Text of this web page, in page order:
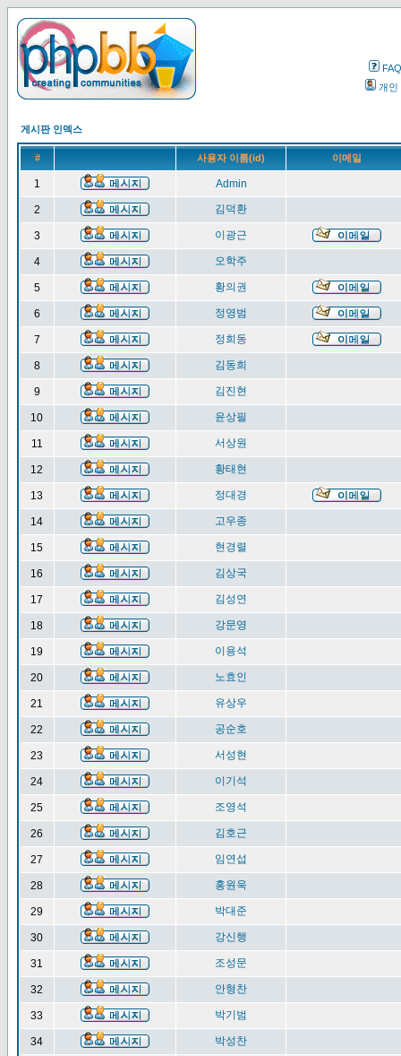
FAQ
개인
게시판 인덱스
# 사용자 이름(id) 이메일
1 Admin
2 김덕환
3 이광근
4 오학주
5 황의권
6 정영범
7 정희동
8 김동희
9 김진현
10 윤상필
11 서상원
12 황태현
13 정대경
14 고우종
15 현경렬
16 김상국
17 김성연
18 강문영
19 이용석
20 노효인
21 유상우
22 공순호
23 서성현
24 이기석
25 조영석
26 김호근
27 임연섭
28 홍원욱
29 박대준
30 강신행
31 조성문
32 안형찬
33 박기범
34 박성찬